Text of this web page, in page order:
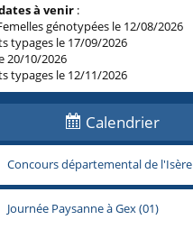
à venir :
génotypées le 12/08/2026
typages le 17/09/2026
20/10/2026
typages le 12/11/2026
Calendrier
Concours départemental de l'Isère
Journée Paysanne à Gex (01)